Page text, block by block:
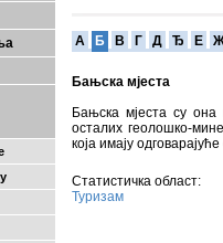
A Б В Г Д Ђ Е
Бањска мјеста
Бањска мјеста су она
осталих геолошко-
која имају
Статистичка област:
Туризам